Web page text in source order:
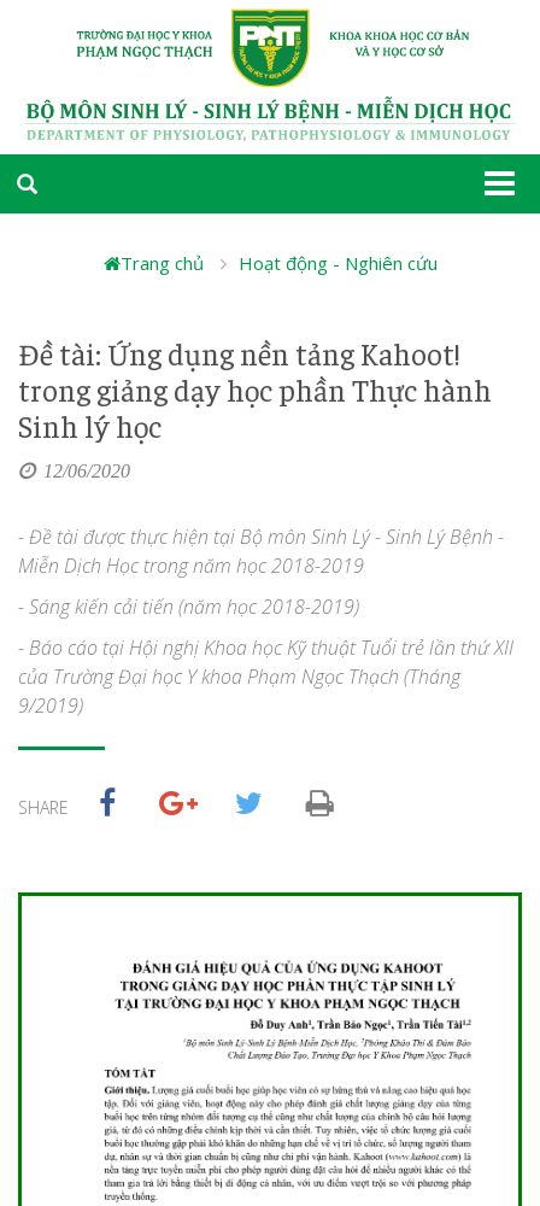
Trang chủ Hoạt động - Nghiên cứu
Đề tài: Ứng dụng nền tảng Kahoot!
trong giảng dạy học phần Thực hành
Sinh lý học
12/06/2020
- Đề tài được thực hiện tại Bộ môn Sinh Lý - Sinh Lý Bệnh -
Miễn Dịch Học trong năm học 2018-2019
- Sáng kiến cải tiến (năm học 2018-2019)
- Báo cáo tại Hội nghị Khoa học Kỹ thuật Tuổi trẻ lần thứ XII
của Trường Đại học Y khoa Phạm Ngọc Thạch (Tháng
9/2019)
SHARE